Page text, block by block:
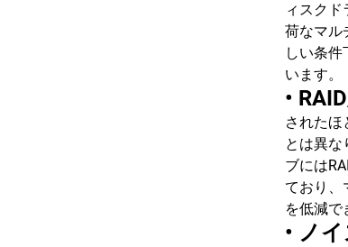
ィスク
荷なマル
しい条
います。
•
されたほ
とは異な
ブには
ており、
を低減で
• ノ